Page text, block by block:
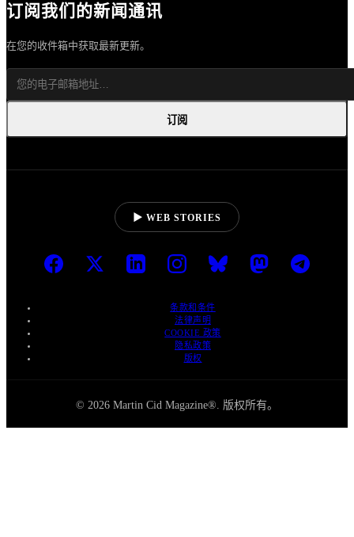
订阅我们的新闻通讯
在您的收件箱中获取最新更新。
订阅
▶ WEB STORIES
条款和条件
法律声明
COOKIE 政策
隐私政策
版权
© 2026 Martin Cid Magazine®. 版权所有。